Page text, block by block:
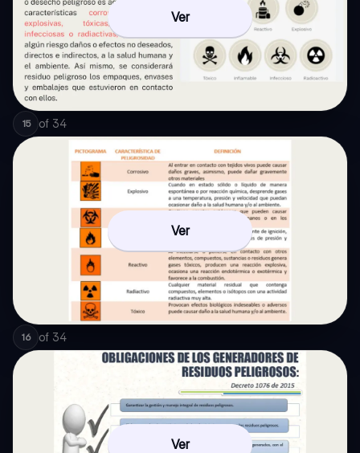
Ver
15 of 34
Ver
16 of 34
Ver